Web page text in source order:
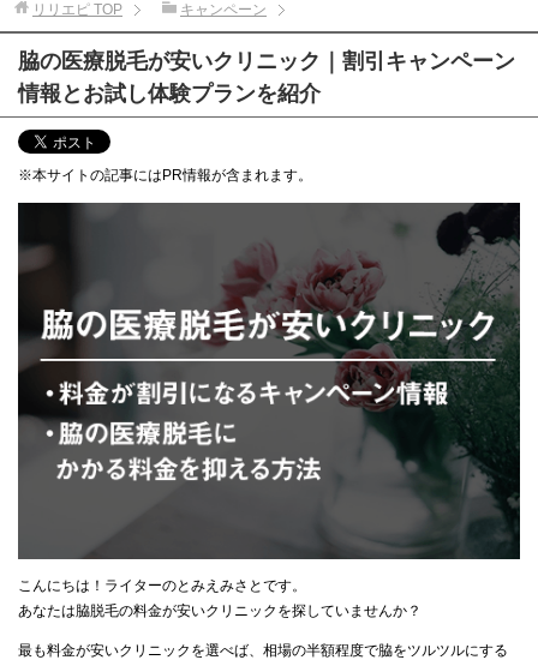
リリエピ TOP キャンペーン
脇の医療脱毛が安いクリニック｜割引キャンペーン
情報とお試し体験プランを紹介
※本サイトの記事にはPR情報が含まれます。
こんにちは！ライターのとみえみさとです。
あなたは脇脱毛の料金が安いクリニックを探していませんか？
最も料金が安いクリニックを選べば、相場の半額程度で脇をツルツルにする